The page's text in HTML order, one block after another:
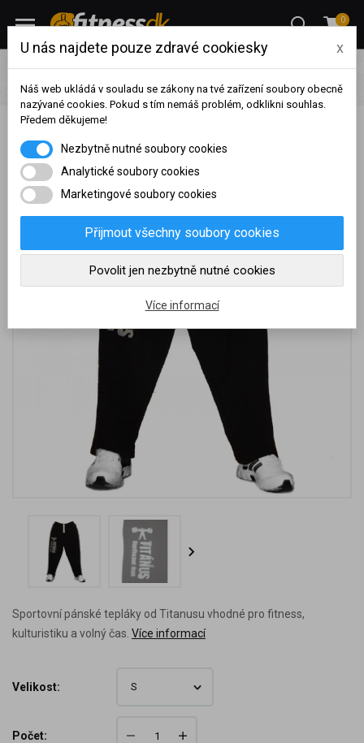
0
Oblečení Pánské fitness oblečení Tepláky
TITANUS
pánské tepláky TP003
TITANUS pánské tepláky TP003
Sportovní pánské tepláky od Titanusu vhodné pro fitness,
kulturistiku a volný čas. Více informací
Velikost:
Počet:
dosaženého obratu za
sledované období, byl váš
účet přeřazen do jiné
skupiny:
U nás najdete pouze zdravé cookiesky x
Náš web ukládá v souladu se zákony na tvé zařízení soubory obecně
nazývané cookies. Pokud s tím nemáš problém, odklikni souhlas.
Předem děkujeme!
Nezbytně nutné soubory cookies
Analytické soubory cookies
Marketingové soubory cookies
Přijmout všechny soubory cookies
Povolit jen nezbytně nutné cookies
Více informací